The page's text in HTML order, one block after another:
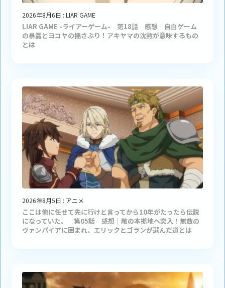
2026年8月6日 : LIAR GAME
LIAR GAME -ライアーゲーム- 第18話 感想｜自白ゲーム
の暴露とヨコヤの揺さぶり！アキヤマの沈黙が意味するもの
とは
2026年8月5日 : アニメ
ここは俺に任せて先に行けと言ってから10年がたったら伝説
になっていた。 第05話 感想｜敵の本拠地へ突入！無数の
ヴァンパイアに囲まれ、エリックとゴランが選んだ道とは